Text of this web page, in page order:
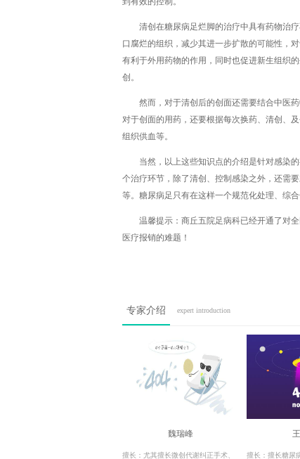
清创在糖尿病足烂脚的治疗中具有药物治
口腐烂的组织，减少其进一步扩散的可能性，
有利于外用药物的作用，同时也促进新生组织
创。
然而，对于清创后的创面还需要结合中医
对于创面的用药，还要根据每次换药、清创、
组织供血等。
当然，以上这些知识点的介绍是针对感染
个治疗环节，除了清创、控制感染之外，还需
等。糖尿病足只有在这样一个规范化处理、综
温馨提示：商丘五院足病科已经开通了对
医疗报销的难题！
专家介绍 expert introduction
魏瑞峰
擅长：尤其擅长微创代谢纠正手术、
擅长：擅长糖尿